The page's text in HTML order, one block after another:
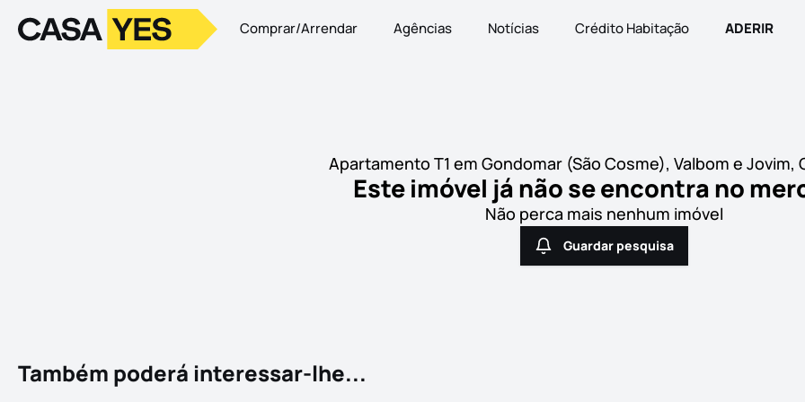
LogoIr para a homepage Comprar/Arrendar Agências Notícias Crédito Habitação ADERIR
Apartamento T1 em Gondomar (São Cosme), Valbom e Jovim,
Este imóvel já não se encontra no
Não perca mais nenhum imóvel
Guardar pesquisa
Guardar pesquisa
Também poderá interessar-lhe...